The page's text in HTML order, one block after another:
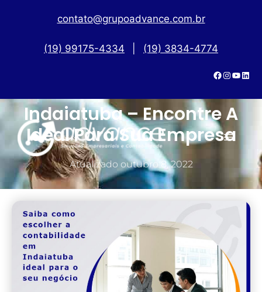
contato@grupoadvance.com.br
(19) 99175-4334 (19) 3834-4774
Contabilidade Em
Indaiatuba – Encontre A
Ideal Para Sua Empresa
Atualizado outubro 8, 2022